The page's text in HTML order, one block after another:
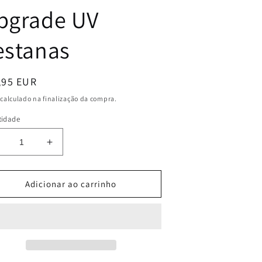
UV
EUR
calculado na finalização da compra.
Aumentar
a
quantidade
de
Para
Adicionar ao carrinho